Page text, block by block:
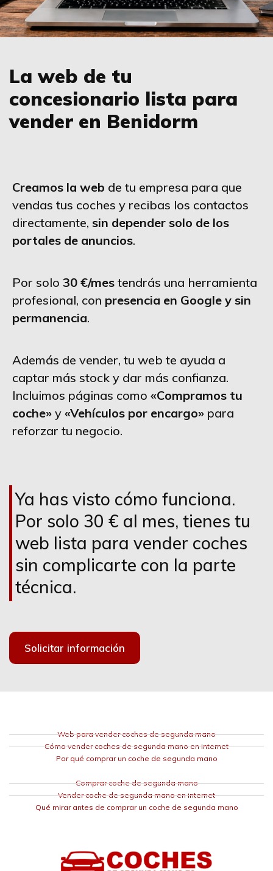
La web de tu
concesionario lista para
vender en Benidorm
Creamos la web de tu empresa para que
vendas tus coches y recibas los contactos
directamente, sin depender solo de los
portales de anuncios.
Por solo 30 €/mes tendrás una herramienta
profesional, con presencia en Google y sin
permanencia.
Además de vender, tu web te ayuda a
captar más stock y dar más confianza.
Incluimos páginas como «Compramos tu
coche» y «Vehículos por encargo» para
reforzar tu negocio.
Ya has visto cómo funciona.
Por solo 30 € al mes, tienes tu
web lista para vender coches
sin complicarte con la parte
técnica.
Solicitar información
Web para vender coches de segunda mano
Cómo vender coches de segunda mano en internet
Por qué comprar un coche de segunda mano
Comprar coche de segunda mano
Vender coche de segunda mano en internet
Qué mirar antes de comprar un coche de segunda mano